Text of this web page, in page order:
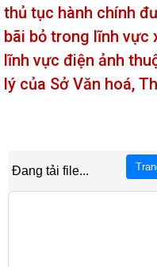
thủ tục hành chính
bãi bỏ trong lĩnh vực
lĩnh vực điện ảnh
lý của Sở Văn hoá,